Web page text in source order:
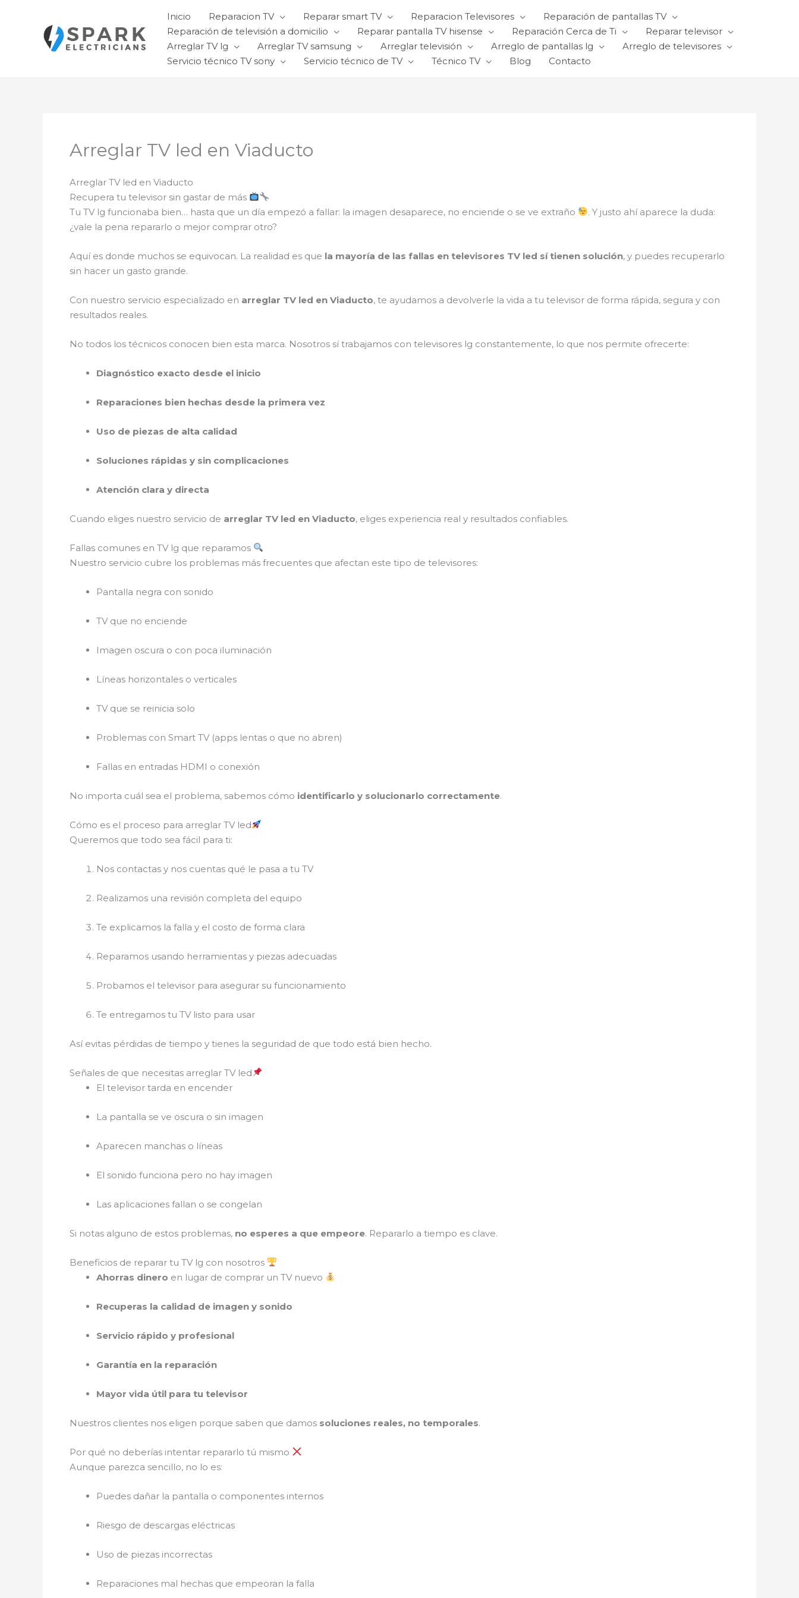
contenido
Inicio Reparacion TV Reparar smart TV Reparacion Televisores
Reparación de pantallas TV
Reparación de televisión a domicilio
Reparar pantalla TV hisense Reparación Cerca de Ti
Reparar televisor
Arreglar TV lg
Arreglar TV samsung Arreglar televisión Arreglo de pantallas lg
Arreglo de televisores
Servicio técnico TV sony
Servicio técnico de TV Técnico TV Blog Contacto
Arreglar TV led en Viaducto
Arreglar TV led en Viaducto
Recupera tu televisor sin gastar de más
Tu TV lg funcionaba bien… hasta que un día empezó a fallar: la imagen desaparece, no enciende o se ve extraño
. Y justo ahí aparece la duda:
¿vale la pena repararlo o mejor comprar otro?
Aquí es donde muchos se equivocan. La realidad es que la mayoría de las fallas en televisores TV led sí tienen solución, y puedes recuperarlo
sin hacer un gasto grande.
Con nuestro servicio especializado en arreglar TV led en Viaducto, te ayudamos a devolverle la vida a tu televisor de forma rápida, segura y con
resultados reales.
No todos los técnicos conocen bien esta marca. Nosotros sí trabajamos con televisores lg constantemente, lo que nos permite ofrecerte:
Diagnóstico exacto desde el inicio
Reparaciones bien hechas desde la primera vez
Uso de piezas de alta calidad
Soluciones rápidas y sin complicaciones
Atención clara y directa
Cuando eliges nuestro servicio de arreglar TV led en Viaducto, eliges experiencia real y resultados confiables.
Fallas comunes en TV lg que reparamos
Nuestro servicio cubre los problemas más frecuentes que afectan este tipo de televisores:
Pantalla negra con sonido
TV que no enciende
Imagen oscura o con poca iluminación
Líneas horizontales o verticales
TV que se reinicia solo
Problemas con Smart TV (apps lentas o que no abren)
Fallas en entradas HDMI o conexión
No importa cuál sea el problema, sabemos cómo identificarlo y solucionarlo correctamente.
Cómo es el proceso para arreglar TV led
Queremos que todo sea fácil para ti:
Nos contactas y nos cuentas qué le pasa a tu TV
Realizamos una revisión completa del equipo
Te explicamos la falla y el costo de forma clara
Reparamos usando herramientas y piezas adecuadas
Probamos el televisor para asegurar su funcionamiento
Te entregamos tu TV listo para usar
Así evitas pérdidas de tiempo y tienes la seguridad de que todo está bien hecho.
Señales de que necesitas arreglar TV led
El televisor tarda en encender
La pantalla se ve oscura o sin imagen
Aparecen manchas o líneas
El sonido funciona pero no hay imagen
Las aplicaciones fallan o se congelan
Si notas alguno de estos problemas, no esperes a que empeore. Repararlo a tiempo es clave.
Beneficios de reparar tu TV lg con nosotros
Ahorras dinero en lugar de comprar un TV nuevo
Recuperas la calidad de imagen y sonido
Servicio rápido y profesional
Garantía en la reparación
Mayor vida útil para tu televisor
Nuestros clientes nos eligen porque saben que damos soluciones reales, no temporales.
Por qué no deberías intentar repararlo tú mismo
Aunque parezca sencillo, no lo es:
Puedes dañar la pantalla o componentes internos
Riesgo de descargas eléctricas
Uso de piezas incorrectas
Reparaciones mal hechas que empeoran la falla